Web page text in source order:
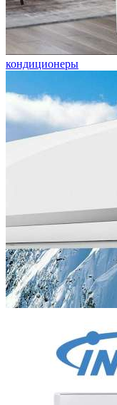
кондиционеры